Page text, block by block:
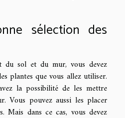
sélection des
du sol et du mur, vous devez
plantes que vous allez utiliser.
la possibilité de les mettre
Vous pouvez aussi les placer
Mais dans ce cas, vous devez